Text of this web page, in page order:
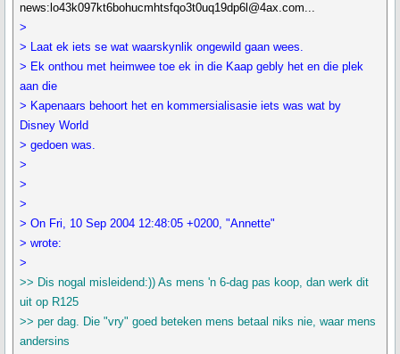
news:lo43k097kt6bohucmhtsfqo3t0uq19dp6l@4ax.com...
>
> Laat ek iets se wat waarskynlik ongewild gaan wees.
> Ek onthou met heimwee toe ek in die Kaap gebly het en die plek
aan die
> Kapenaars behoort het en kommersialisasie iets was wat by
Disney World
> gedoen was.
>
>
>
> On Fri, 10 Sep 2004 12:48:05 +0200, "Annette"
> wrote:
>
>> Dis nogal misleidend:)) As mens 'n 6-dag pas koop, dan werk dit
uit op R125
>> per dag. Die "vry" goed beteken mens betaal niks nie, waar mens
andersins